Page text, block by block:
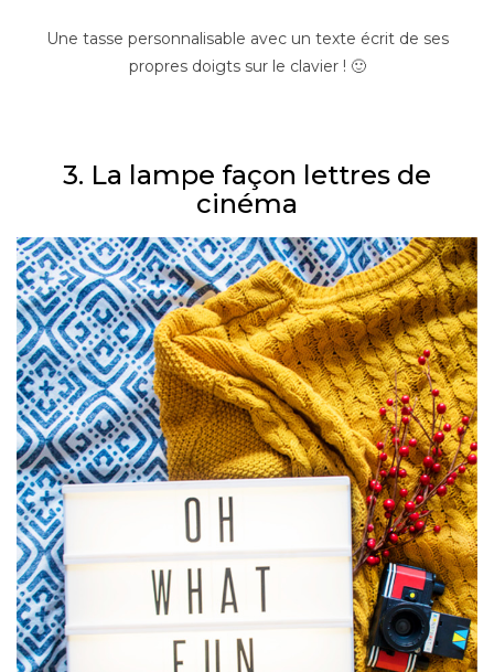
Une tasse personnalisable avec un texte écrit de ses
propres doigts sur le clavier ! 🙂
3. La lampe façon lettres de
cinéma